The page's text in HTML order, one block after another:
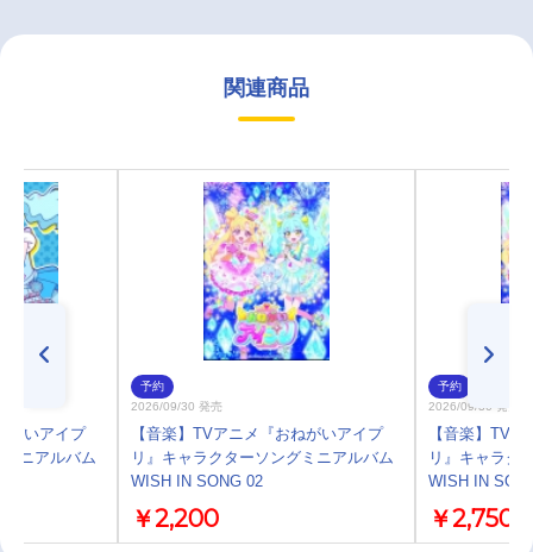
関連商品
がいアイプ
ニアルバム
予約
2026/09/30 発売
【音楽】TVアニメ『おねがいアイプ
リ』キャラクターソングミニアルバム
WISH IN SONG 02
￥2,200
予約
2026/09/30 発売
【音楽】TV
リ』キャラク
WISH IN
￥2,750